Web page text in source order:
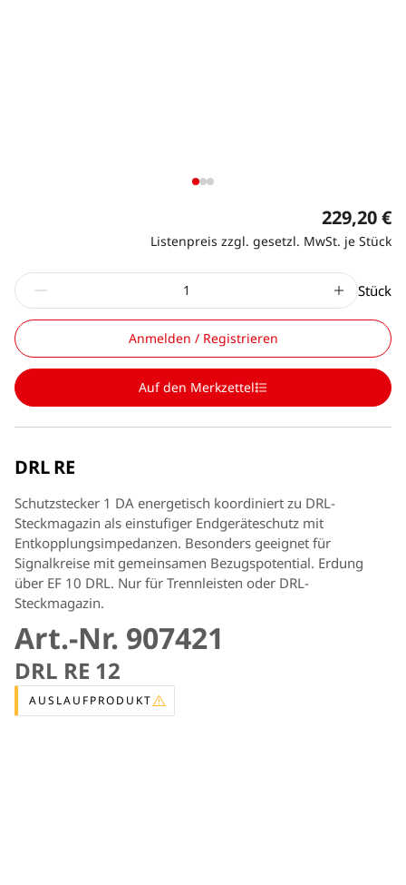
229,20 €
Listenpreis zzgl. gesetzl. MwSt. je Stück
Stück
Anmelden / Registrieren
Auf den Merkzettel
DRL RE
Schutzstecker 1 DA energetisch koordiniert zu DRL-
Steckmagazin als einstufiger Endgeräteschutz mit
Entkopplungsimpedanzen. Besonders geeignet für
Signalkreise mit gemeinsamen Bezugspotential. Erdung
über EF 10 DRL. Nur für Trennleisten oder DRL-
Steckmagazin.
Art.-Nr. 907421
DRL RE 12
AUSLAUFPRODUKT